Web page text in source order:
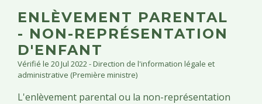
ENLÈVEMENT PARENTAL
- NON-REPRÉSENTATION
D'ENFANT
Vérifié le 20 Jul 2022 - Direction de l'information légale et
administrative (Première ministre)
L'enlèvement parental ou la non-représentation